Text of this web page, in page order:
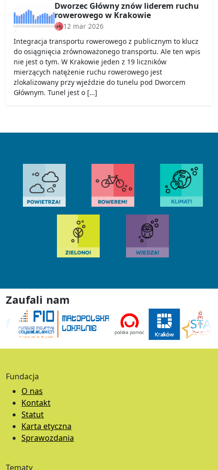
Dworzec Główny znów liderem ruchu
rowerowego w Krakowie
12 mar 2026
Integracja transportu rowerowego z publicznym to klucz
do osiągnięcia zrównoważonego transportu. Ale ten wpis
nie jest o tym. W Krakowie jeden z 19 liczników
mierzących natężenie ruchu rowerowego jest
zlokalizowany przy wjeździe do tunelu pod Dworcem
Głównym. Tunel jest o […]
Zaufali nam
Fundacja
O nas
Kontakt
Statut
Karta etyczna
Sprawozdania
Tematy